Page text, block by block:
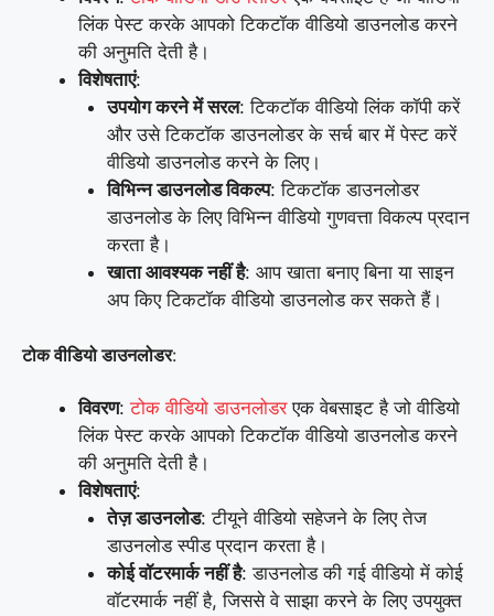
लिंक पेस्ट करके आपको टिकटॉक वीडियो डाउनलोड करने
की अनुमति देती है।
विशेषताएं:
उपयोग करने में सरल: टिकटॉक वीडियो लिंक कॉपी करें
और उसे टिकटॉक डाउनलोडर के सर्च बार में पेस्ट करें
वीडियो डाउनलोड करने के लिए।
विभिन्न डाउनलोड विकल्प: टिकटॉक डाउनलोडर
डाउनलोड के लिए विभिन्न वीडियो गुणवत्ता विकल्प प्रदान
करता है।
खाता आवश्यक नहीं है: आप खाता बनाए बिना या साइन
अप किए टिकटॉक वीडियो डाउनलोड कर सकते हैं।
टोक वीडियो डाउनलोडर:
विवरण:टोक वीडियो डाउनलोडरएक वेबसाइट है जो वीडियो
लिंक पेस्ट करके आपको टिकटॉक वीडियो डाउनलोड करने
की अनुमति देती है।
विशेषताएं:
तेज़ डाउनलोड: टीयूने वीडियो सहेजने के लिए तेज
डाउनलोड स्पीड प्रदान करता है।
कोई वॉटरमार्क नहीं है: डाउनलोड की गई वीडियो में कोई
वॉटरमार्क नहीं है, जिससे वे साझा करने के लिए उपयुक्त